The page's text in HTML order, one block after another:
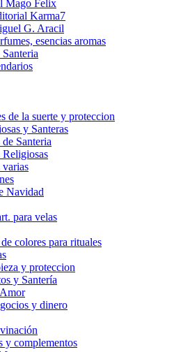
Mago Felix
Karma7
G. Aracil
esencias aromas
de la suerte y proteccion
y Santeras
Santeria
Religiosas
varias
Navidad
para velas
colores para rituales
y proteccion
y Santería
y dinero
y complementos